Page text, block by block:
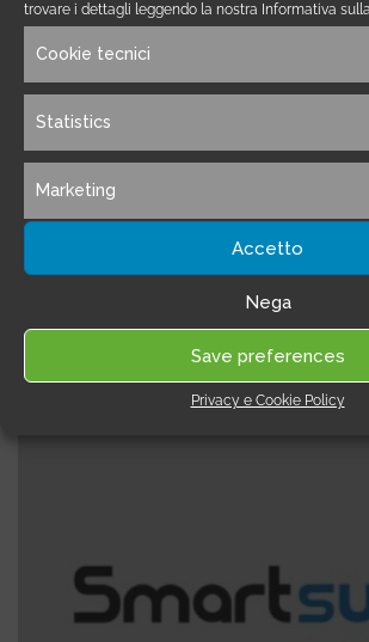
trovare i dettagli leggendo la nostra Informativa sulla
Cookie tecnici
Statistics
Marketing
Accetto
Nega
Save preferences
Privacy e Cookie Policy
E-mail Marketing, Marketing Automation
Active Campaign
l'invio di Newsletter e campagne di
automazioni ed opzioni che
personalizzazione delle campagne